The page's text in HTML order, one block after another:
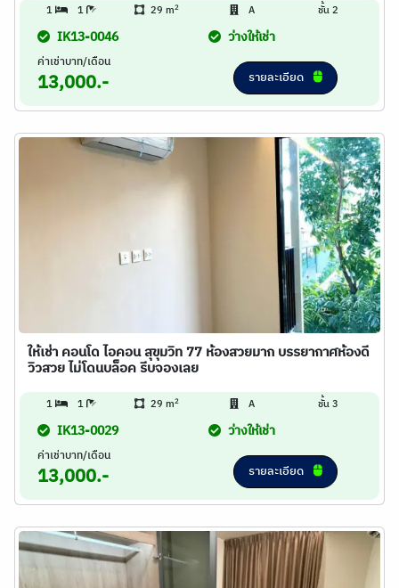
1 1 29 m2 A ชั้น 2
IK13-0046 ว่างให้เช่า
ค่าเช่าบาท/เดือน
13,000.- รายละเอียด
ให้เช่า คอนโด ไอคอน สุขุมวิท 77 ห้องสวยมาก บรรยากาศห้องดี
วิวสวย ไม่โดนบล็อค รีบจองเลย
1 1 29 m2 A ชั้น 3
IK13-0029 ว่างให้เช่า
ค่าเช่าบาท/เดือน
13,000.- รายละเอียด